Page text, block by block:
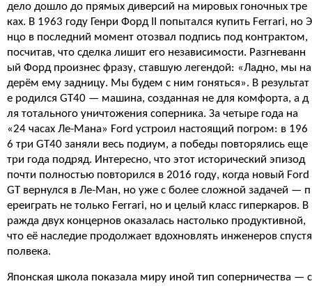
дело дошло до прямых диверсий на мировых гоночных тре
ках. В 1963 году Генри Форд II попытался купить Ferrari, но Э
нцо в последний момент отозвал подпись под контрактом,
посчитав, что сделка лишит его независимости. Разгневанн
ый Форд произнес фразу, ставшую легендой: «Ладно, мы на
дерём ему задницу. Мы будем с ним гоняться». В результат
е родился GT40 — машина, созданная не для комфорта, а д
ля тотального уничтожения соперника. За четыре года на
«24 часах Ле-Мана» Ford устроил настоящий погром: в 196
6 три GT40 заняли весь подиум, а победы повторялись еще
три года подряд. Интересно, что этот исторический эпизод
почти полностью повторился в 2016 году, когда новый Ford
GT вернулся в Ле-Ман, но уже с более сложной задачей — п
ереиграть не только Ferrari, но и целый класс гиперкаров. В
ражда двух концернов оказалась настолько продуктивной,
что её наследие продолжает вдохновлять инженеров спустя
полвека.
Японская школа показала миру иной тип соперничества — с